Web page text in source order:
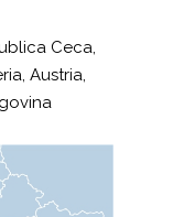
Ceca,
Austria,